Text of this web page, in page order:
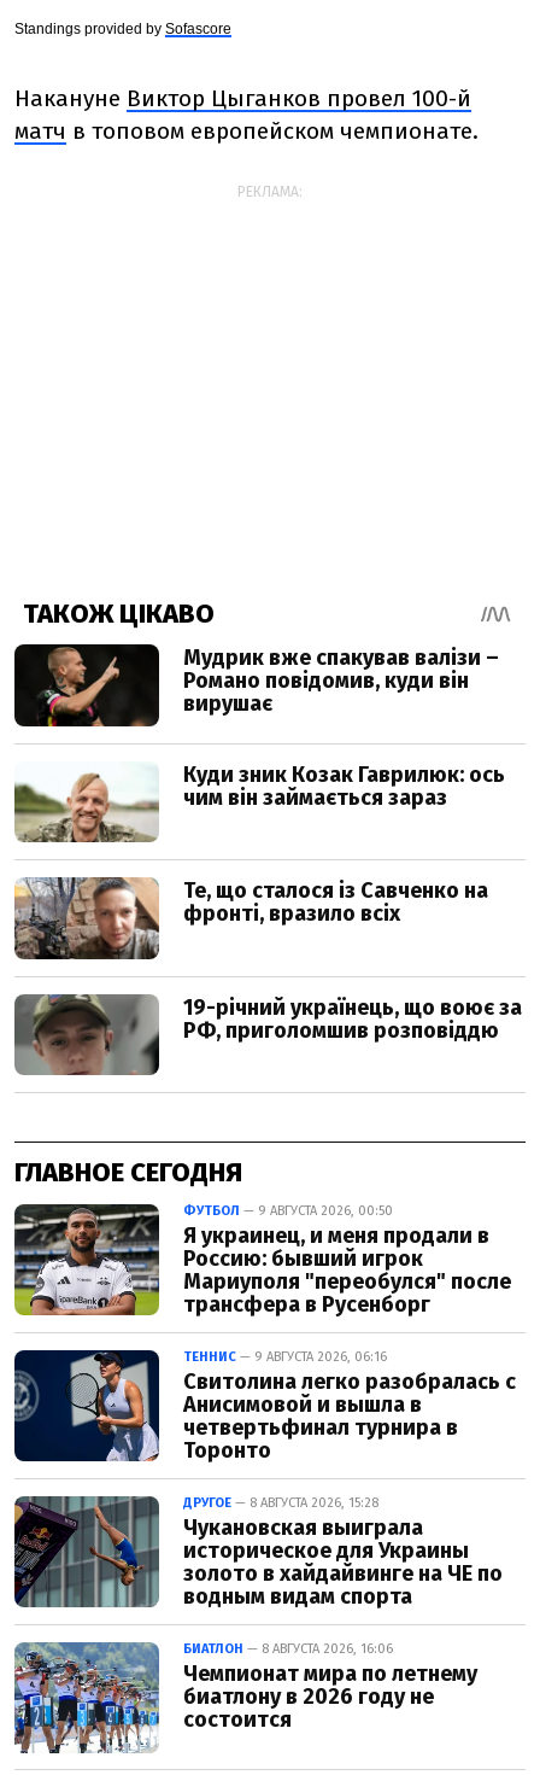
Standings provided by Sofascore
Накануне Виктор Цыганков провел 100-й
матч в топовом европейском чемпионате.
РЕКЛАМА:
ГЛАВНОЕ СЕГОДНЯ
ФУТБОЛ — 9 АВГУСТА 2026, 00:50
Я украинец, и меня продали в
Россию: бывший игрок
Мариуполя "переобулся" после
трансфера в Русенборг
ТЕННИС — 9 АВГУСТА 2026, 06:16
Свитолина легко разобралась с
Анисимовой и вышла в
четвертьфинал турнира в
Торонто
ДРУГОЕ — 8 АВГУСТА 2026, 15:28
Чукановская выиграла
историческое для Украины
золото в хайдайвинге на ЧЕ по
водным видам спорта
БИАТЛОН — 8 АВГУСТА 2026, 16:06
Чемпионат мира по летнему
биатлону в 2026 году не
состоится